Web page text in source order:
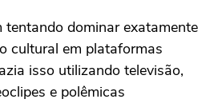
tentando dominar exatamente
cultural em plataformas
isso utilizando televisão,
e polêmicas